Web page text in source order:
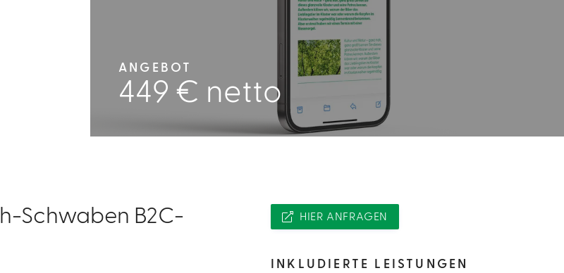
ANGEBOT
449 € netto
Schwaben B2C-
HIER ANFRAGEN
INKLUDIERTE LEISTUNGEN